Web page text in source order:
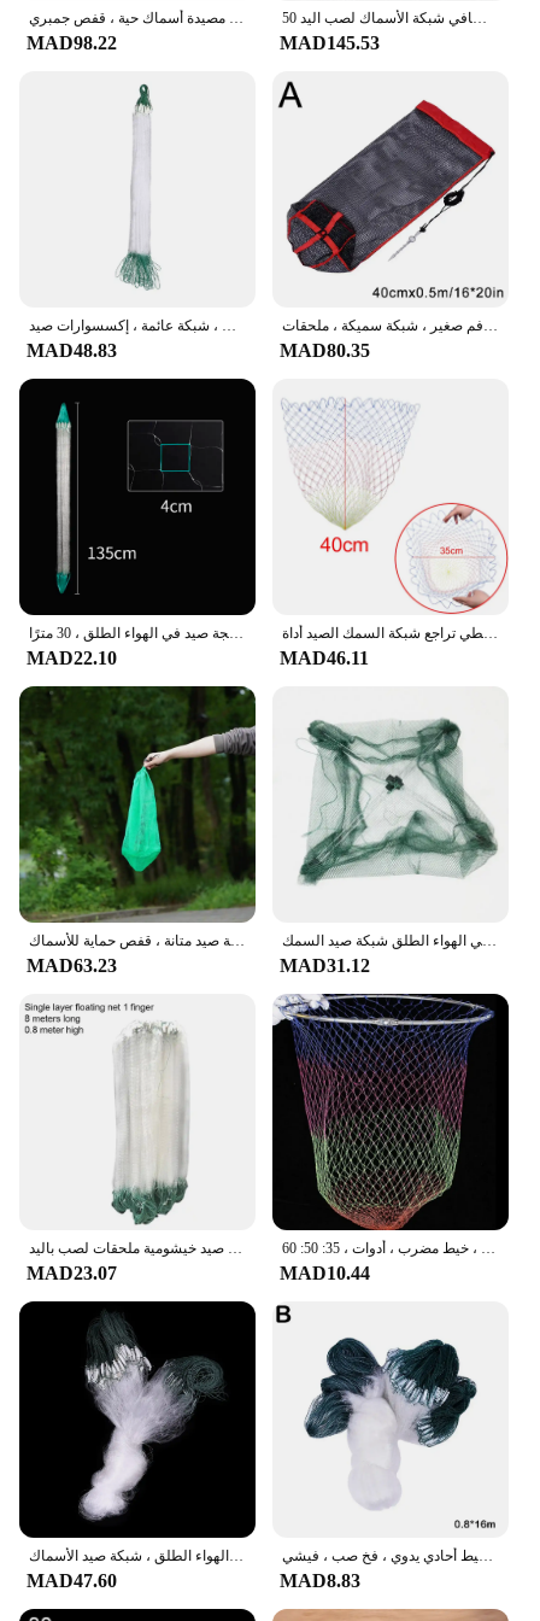
شبكة صيد شبكية نايلون سريعة الجفاف قابلة للطي ، مصيدة أسماك حية ، قفص جمبري
MAD98.22
50 متر طول 1.65 متر عمق الصيد صافي 3 طبقة فخ النايلون مع يطفو الخيشومية صافي لزجة غرق صافي شبكة الأسماك لصب اليد
MAD145.53
شبكة صيد أحادية الشعيرة من النايلون محمولة ، شبكة شبكية مصيدة ، صندوق يدوي ، قفص طُعم ، شبكة عائمة ، إكسسوارات صيد
MAD48.83
حقيبة شبكية من النايلون قابلة للطي ، مصيدة عائمة ، خيوط أحادية ، حزمة صيد ، فم صغير ، شبكة سميكة ، ملحقات ، E2Q3
MAD80.35
MAD22.10 MAD46.11
MAD63.23
المحمولة 60*60 سنتيمتر للطي الصيد صافي النايلون شبكة الروبيان شبكة السمك صب صافي قفص الصيد في الهواء الطلق شبكة صيد السمك
MAD31.12
MAD23.07 MAD10.44
MAD47.60 MAD8.83